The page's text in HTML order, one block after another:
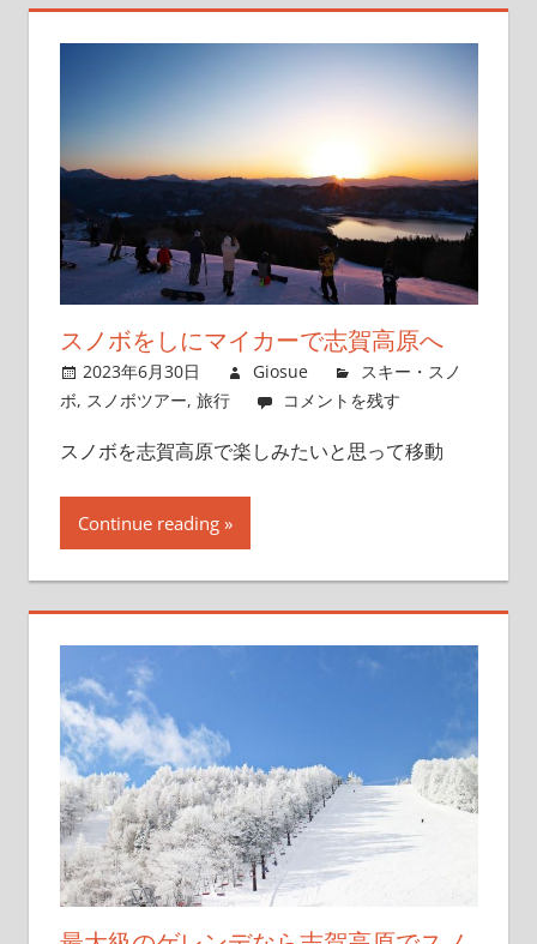
スノボをしにマイカーで志賀高原へ
2023年6月30日 Giosue
スキー・スノ
ボ, スノボツアー, 旅行 コメントを残す
スノボを志賀高原で楽しみたいと思って移動
Continue reading